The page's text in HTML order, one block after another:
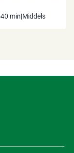
min|Middels